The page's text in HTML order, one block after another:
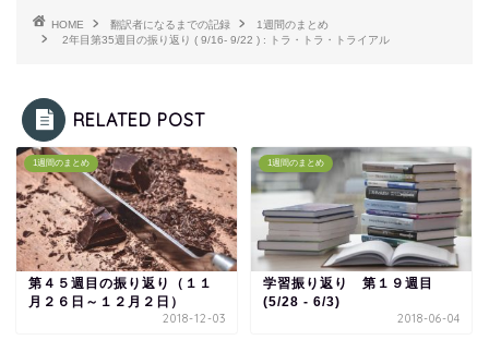
HOME 翻訳者になるまでの記録
1週間のまとめ
2年目第35週目の振り返り ( 9/16- 9/22 ) : トラ・トラ・トライアル
RELATED POST
1週間のまとめ
第４５週目の振り返り（１１
月２６日～１２月２日）
2018-12-03
1週間のまとめ
学習振り返り 第１９週目
(5/28 - 6/3)
2018-06-04